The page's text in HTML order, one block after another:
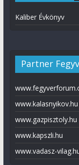
Kaliber Évkönyv
Partner
www.kalasnyikov.hu
www.gazpisztoly.hu
www.kapszli.hu
www.vadasz-